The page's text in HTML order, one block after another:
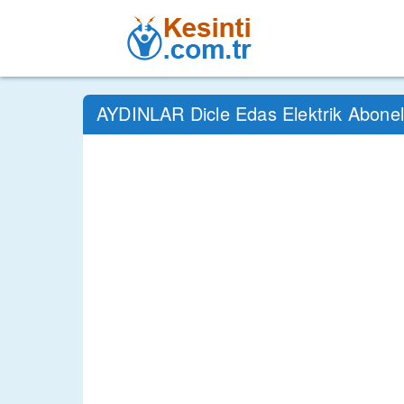
AYDINLAR Dicle Edas Elektrik